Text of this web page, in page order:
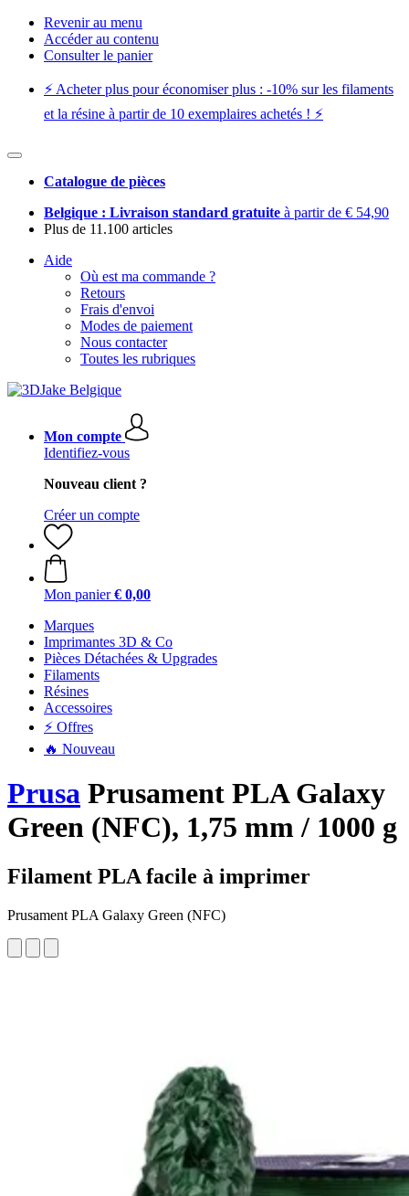
Revenir au menu
Accéder au contenu
Consulter le panier
⚡️ Acheter plus pour économiser plus : -10% sur les filaments
et la résine à partir de 10 exemplaires achetés ! ⚡️
Catalogue de pièces
Belgique : Livraison standard gratuite à partir de € 54,90
Plus de 11.100 articles
Aide
Où est ma commande ?
Retours
Frais d'envoi
Modes de paiement
Nous contacter
Toutes les rubriques
Mon compte
Identifiez-vous
Nouveau client ?
Créer un compte
Mon panier € 0,00
Marques
Imprimantes 3D & Co
Pièces Détachées & Upgrades
Filaments
Résines
Accessoires
⚡ Offres
🔥 Nouveau
Prusa Prusament PLA Galaxy
Green (NFC), 1,75 mm / 1000 g
Filament PLA facile à imprimer
Prusament PLA Galaxy Green (NFC)